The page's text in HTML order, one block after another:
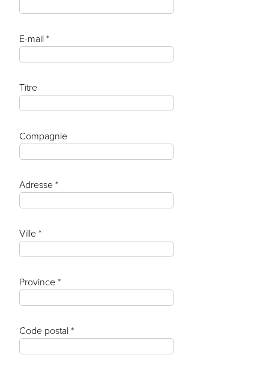
E-mail *
Titre
Compagnie
Adresse *
Ville *
Province *
Code postal *